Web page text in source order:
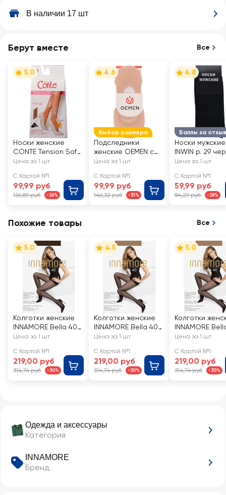
В наличии 17 шт
Одежда и аксессуары
Категория
INNAMORE
Бренд
Берут вместе Все
5.0
Носки женские
CONTE Tension Soft
40 den, natural, Арт.
Цена за 1 шт
С Картой №1
99,99 руб
136,89 руб -26%
Выбор размера
4.6
Подследники
женские OEMEN с
силиконовой
бежевые, Арт.
KP006
Цена за 1 шт
С Картой №1
99,99 руб
146,32 руб -31%
Баллы за отзыв
4.8
Носки мужские
INWIN р. 29
Арт. BMS02-01
Цена за 1 шт
С Картой №1
59,99 руб
84,29 руб -28%
Похожие товары Все
5.0
Колготки женские
INNAMORE Bella 40
den Moka 3
Цена за 1 шт
С Картой №1
219,00 руб
314,74 руб -30%
4.5
Колготки женские
INNAMORE Bella 40
den daino 4
Цена за 1 шт
С Картой №1
219,00 руб
314,74 руб -30%
5.0
Колготки
INNAMORE
den daino 2
Цена за 1 шт
С Картой №1
219,00 руб
314,74 руб -30%